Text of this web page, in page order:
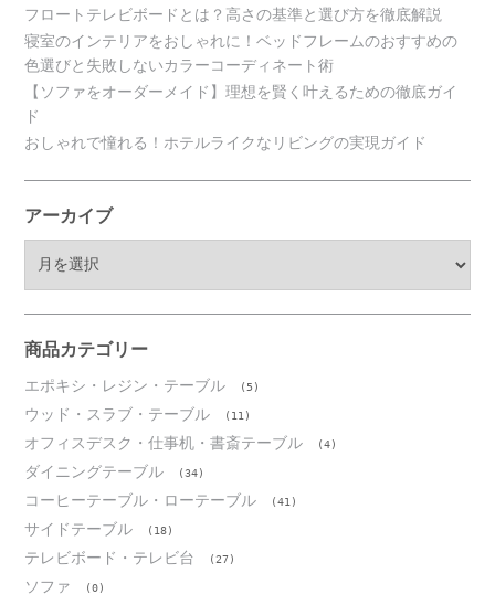
フロートテレビボードとは？高さの基準と選び方を徹底解説
寝室のインテリアをおしゃれに！ベッドフレームのおすすめの
色選びと失敗しないカラーコーディネート術
【ソファをオーダーメイド】理想を賢く叶えるための徹底ガイ
ド
おしゃれで憧れる！ホテルライクなリビングの実現ガイド
アーカイブ
ブ
商品カテゴリー
エポキシ・レジン・テーブル (5)
ウッド・スラブ・テーブル (11)
オフィスデスク・仕事机・書斎テーブル (4)
ダイニングテーブル (34)
コーヒーテーブル・ローテーブル (41)
サイドテーブル (18)
テレビボード・テレビ台 (27)
ソファ (0)